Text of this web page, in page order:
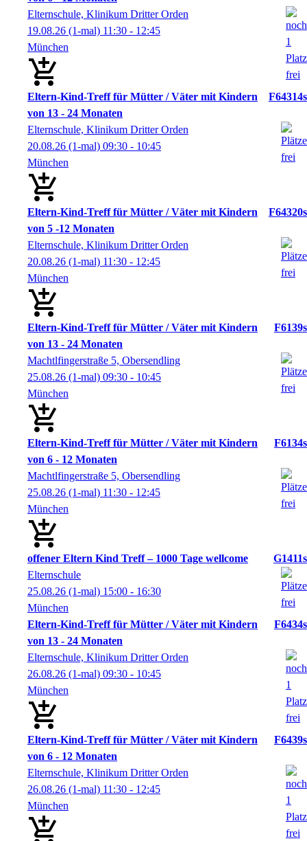
Elternschule, Klinikum Dritter Orden
19.08.26 (1-mal) 11:30 - 12:45
München
Eltern-Kind-Treff für Mütter / Väter mit Kindern
von 13 - 24 Monaten
F64314s
Elternschule, Klinikum Dritter Orden
20.08.26 (1-mal) 09:30 - 10:45
München
Eltern-Kind-Treff für Mütter / Väter mit Kindern
von 5 -12 Monaten
F64320s
Elternschule, Klinikum Dritter Orden
20.08.26 (1-mal) 11:30 - 12:45
München
Eltern-Kind-Treff für Mütter / Väter mit Kindern
von 13 - 24 Monaten
F6139s
Machtlfingerstraße 5, Obersendling
25.08.26 (1-mal) 09:30 - 10:45
München
Eltern-Kind-Treff für Mütter / Väter mit Kindern
von 6 - 12 Monaten
F6134s
Machtlfingerstraße 5, Obersendling
25.08.26 (1-mal) 11:30 - 12:45
München
offener Eltern Kind Treff – 1000 Tage wellcome
G1411s
Elternschule
25.08.26 (1-mal) 15:00 - 16:30
München
Eltern-Kind-Treff für Mütter / Väter mit Kindern
von 13 - 24 Monaten
F6434s
Elternschule, Klinikum Dritter Orden
26.08.26 (1-mal) 09:30 - 10:45
München
Eltern-Kind-Treff für Mütter / Väter mit Kindern
von 6 - 12 Monaten
F6439s
Elternschule, Klinikum Dritter Orden
26.08.26 (1-mal) 11:30 - 12:45
München